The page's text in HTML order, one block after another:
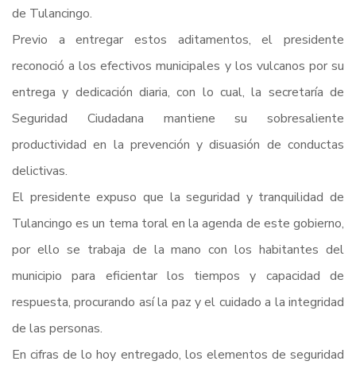
de Tulancingo.
Previo a entregar estos aditamentos, el presidente
reconoció a los efectivos municipales y los vulcanos por su
entrega y dedicación diaria, con lo cual, la secretaría de
Seguridad Ciudadana mantiene su sobresaliente
productividad en la prevención y disuasión de conductas
delictivas.
El presidente expuso que la seguridad y tranquilidad de
Tulancingo es un tema toral en la agenda de este gobierno,
por ello se trabaja de la mano con los habitantes del
municipio para eficientar los tiempos y capacidad de
respuesta, procurando así la paz y el cuidado a la integridad
de las personas.
En cifras de lo hoy entregado, los elementos de seguridad